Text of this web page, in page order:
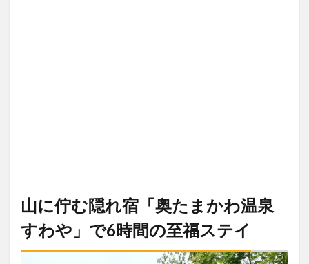
山に佇む隠れ宿「奥たまかわ温泉
すわや」で6時間の至福ステイ